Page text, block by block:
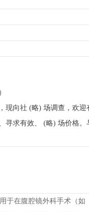
向社 (略) 场调查，欢迎
求有效、 (略) 场价格。
于在腹腔镜外科手术（如